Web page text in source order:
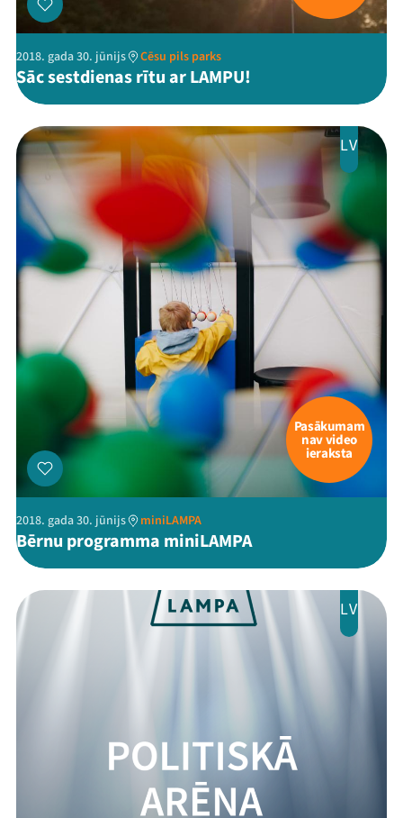
2018. gada 30. jūnijs Cēsu pils parks
Sāc sestdienas rītu ar LAMPU!
LV
Pasākumam
nav video
ieraksta
2018. gada 30. jūnijs miniLAMPA
Bērnu programma miniLAMPA
LV